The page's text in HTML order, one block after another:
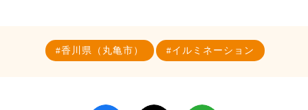
香川県（丸亀市） イルミネーション